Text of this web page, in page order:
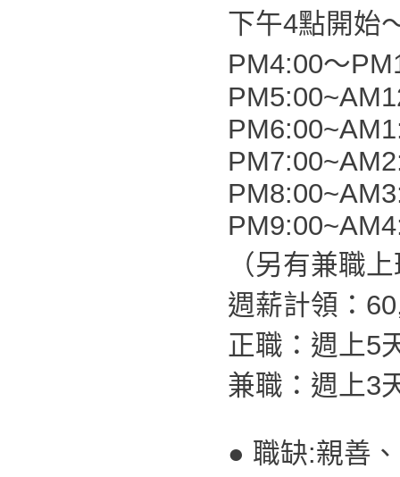
下午4點開始
PM4:00～
（另有兼職
週薪計領：
正職：週上5
兼職：週上3
● 職缺:親善